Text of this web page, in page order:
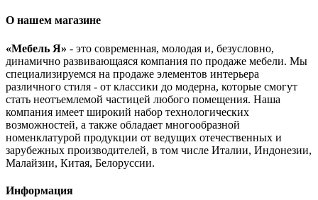
О нашем магазине
«Мебель Я» - это современная, молодая и, безусловно,
динамично развивающаяся компания по продаже мебели. Мы
специализируемся на продаже элементов интерьера
различного стиля - от классики до модерна, которые смогут
стать неотъемлемой частицей любого помещения. Наша
компания имеет широкий набор технологических
возможностей, а также обладает многообразной
номенклатурой продукции от ведущих отечественных и
зарубежных производителей, в том числе Италии, Индонезии,
Малайзии, Китая, Белоруссии.
Информация